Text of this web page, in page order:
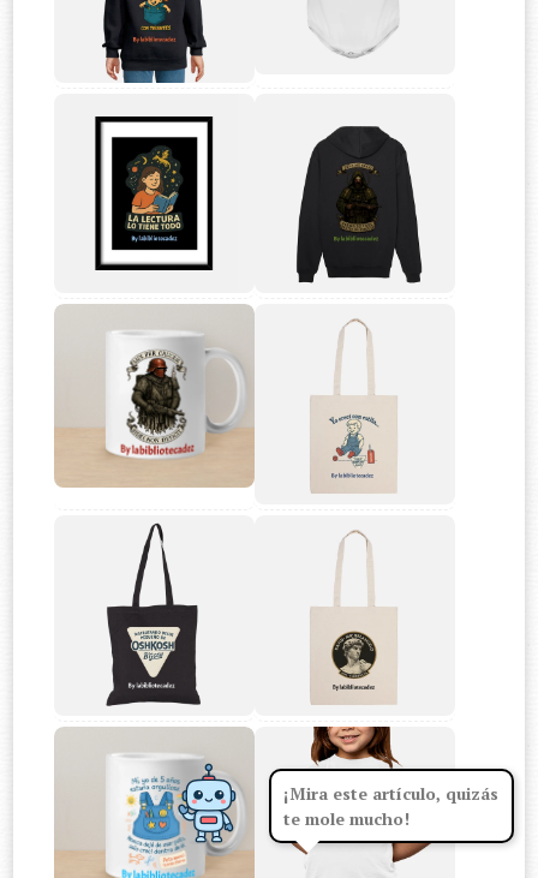
¡Mira este artículo, quizás
te mole mucho!